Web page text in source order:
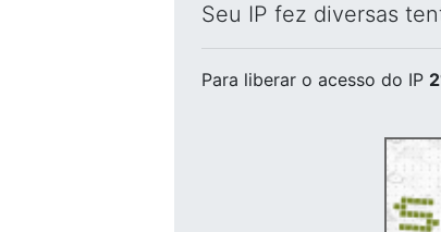
Seu IP fez diversas
Para liberar o acesso do IP